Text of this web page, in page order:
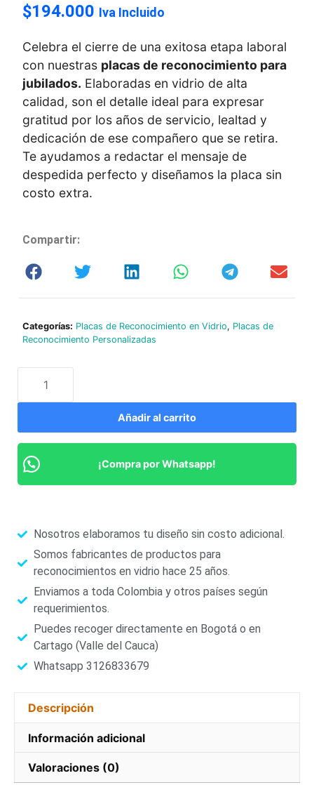
$194.000 Iva Incluido
Celebra el cierre de una exitosa etapa laboral
con nuestras placas de reconocimiento para
jubilados. Elaboradas en vidrio de alta
calidad, son el detalle ideal para expresar
gratitud por los años de servicio, lealtad y
dedicación de ese compañero que se retira.
Te ayudamos a redactar el mensaje de
despedida perfecto y diseñamos la placa sin
costo extra.
Compartir:
Categorías: Placas de Reconocimiento en Vidrio, Placas de
Reconocimiento Personalizadas
Añadir al carrito
¡Compra por Whatsapp!
Nosotros elaboramos tu diseño sin costo adicional.
Somos fabricantes de productos para
reconocimientos en vidrio hace 25 años.
Enviamos a toda Colombia y otros países según
requerimientos.
Puedes recoger directamente en Bogotá o en
Cartago (Valle del Cauca)
Whatsapp 3126833679
Descripción
Información adicional
Valoraciones (0)